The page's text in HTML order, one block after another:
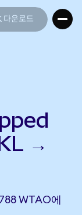
다운로드
→
WTAO에